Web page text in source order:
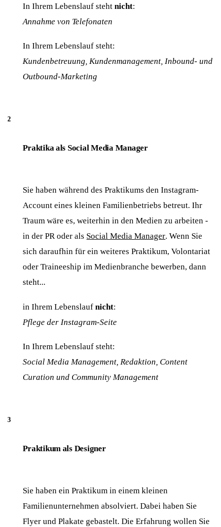
In Ihrem Lebenslauf stehtnicht:
Annahme von Telefonaten
In Ihrem Lebenslauf steht:
Kundenbetreuung, Kundenmanagement, Inbound- und
Outbound-Marketing
Praktika als Social Media Manager
Sie haben während des Praktikums den Instagram-
Account eines kleinen Familienbetriebs betreut. Ihr
Traum wäre es, weiterhin in den Medien zu arbeiten -
in der PR oder als Social Media Manager. Wenn Sie
sich daraufhin für ein weiteres Praktikum, Volontariat
oder Traineeship im Medienbranche bewerben, dann
steht...
in Ihrem Lebenslaufnicht:
Pflege der Instagram-Seite
In Ihrem Lebenslauf steht:
Social Media Management, Redaktion, Content
Curation und Community Management
Praktikum als Designer
Sie haben ein Praktikum in einem kleinen
Familienunternehmen absolviert. Dabei haben Sie
Flyer und Plakate gebastelt. Die Erfahrung wollen Sie